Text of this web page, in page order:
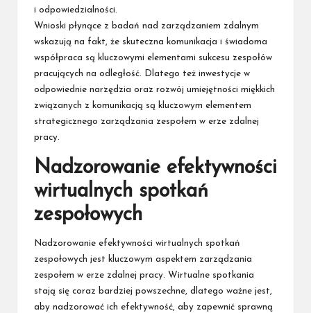
i odpowiedzialności.
Wnioski płynące z badań nad zarządzaniem zdalnym
wskazują na fakt, że skuteczna komunikacja i świadoma
współpraca są kluczowymi elementami sukcesu zespołów
pracujących na odległość. Dlatego też inwestycje w
odpowiednie narzędzia oraz rozwój umiejętności miękkich
związanych z komunikacją są kluczowym elementem
strategicznego zarządzania zespołem w erze zdalnej
pracy.
Nadzorowanie efektywności
wirtualnych spotkań
zespołowych
Nadzorowanie efektywności wirtualnych spotkań
zespołowych jest kluczowym aspektem zarządzania
zespołem w erze zdalnej pracy. Wirtualne spotkania
stają się coraz bardziej powszechne, dlatego ważne jest,
aby nadzorować ich efektywność, aby zapewnić sprawną